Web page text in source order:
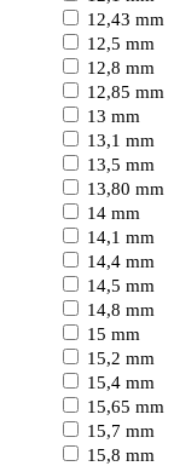
12,43 mm
12,5 mm
12,8 mm
12,85 mm
13 mm
13,1 mm
13,5 mm
13,80 mm
14 mm
14,1 mm
14,4 mm
14,5 mm
14,8 mm
15 mm
15,2 mm
15,4 mm
15,65 mm
15,7 mm
15,8 mm